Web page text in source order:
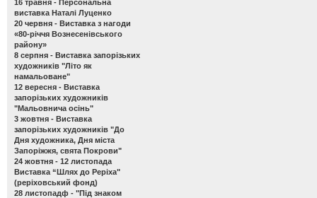
16 травня - Персональна
виставка Наталі Луценко
20 червня - Виставка з нагоди
«80-річчя Вознесенівського
району»
8 серпня - Виставка запорізьких
художників "Літо як
намальоване"
12 вересня - Виставка
запорізьких художників
"Мальовнича осінь"
3 жовтня - Виставка
запорізьких художників "До
Дня художника, Дня міста
Запоріжжя, свята Покрови"
24 жовтня - 12 листопада
Виставка “Шлях до Реріха"
(реріховський фонд)
28 листопадф - "Під знаком